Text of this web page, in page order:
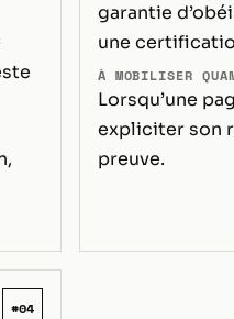
garantie
une
À MOBILISER
Lorsqu’une
expliciter son
preuve.
#04